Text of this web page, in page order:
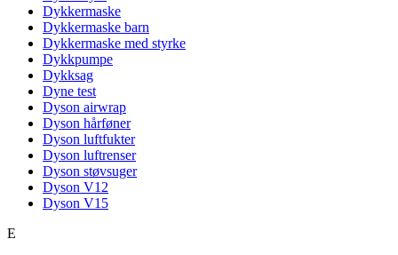
Dykkermaske
Dykkermaske barn
Dykkermaske med styrke
Dykkpumpe
Dykksag
Dyne test
Dyson airwrap
Dyson hårføner
Dyson luftfukter
Dyson luftrenser
Dyson støvsuger
Dyson V12
Dyson V15
E